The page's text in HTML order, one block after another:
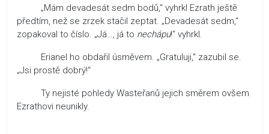
„Mám devadesát sedm bodů,“ vyhrkl Ezrath ještě
předtím, než se zrzek stačil zeptat. „Devadesát sedm,“
zopakoval to číslo. „Já…, já to nechápu!“ vyhrkl.
Erianel ho obdařil úsměvem. „Gratuluji,“ zazubil se.
„Jsi prostě dobrý!“
Ty nejisté pohledy Wasteřanů jejich směrem ovšem
Ezrathovi neunikly.